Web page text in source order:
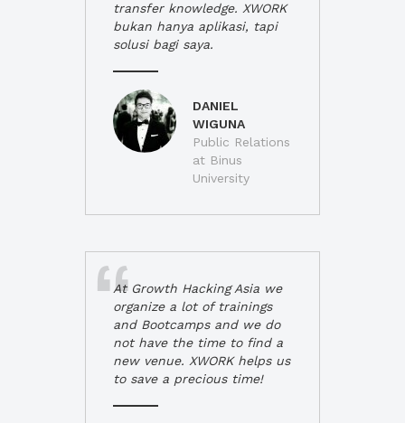
transfer knowledge. XWORK
bukan hanya aplikasi, tapi
solusi bagi saya.
DANIEL
WIGUNA
Public Relations
at Binus
University
At Growth Hacking Asia we
organize a lot of trainings
and Bootcamps and we do
not have the time to find a
new venue. XWORK helps us
to save a precious time!